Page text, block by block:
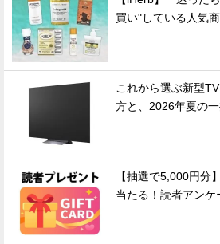
買い"している人気
これから選ぶ新型
方と、2026年夏の
【抽選で5,000円分
当たる！読者アンケ